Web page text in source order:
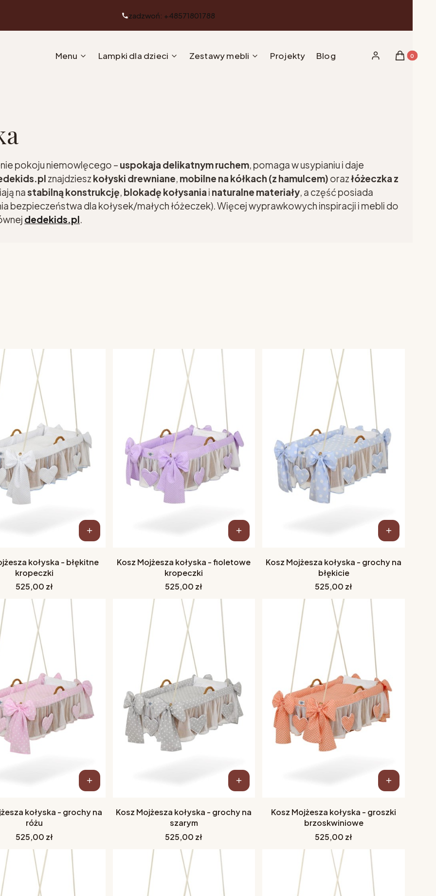
zadzwoń: +48571801788
Menu Lampki dla dzieci Zestawy mebli Projekty Blog Zaloguj sięProdukty
Koszyk
pokoju niemowlęcego – uspokaja delikatnym ruchem, pomaga w usypianiu i daje
znajdziesz kołyski drewniane, mobilne na kółkach (z hamulcem) orazłóżeczka z
nastabilną konstrukcję, blokadę kołysania i naturalne materiały, a część posiada
bezpieczeństwa dla kołysek/małych łóżeczek). Więcej wyprawkowych inspiracji i mebli do
dedekids.pl.
kołyska - błękitne
kropeczki
Cena
525,00 zł
Kosz Mojżesza kołyska - fioletowe
kropeczki
Cena
525,00 zł
Kosz Mojżesza kołyska - grochy na
błękicie
Cena
525,00 zł
kołyska - grochy na
różu
Cena
525,00 zł
Kosz Mojżesza kołyska - grochy na
szarym
Cena
525,00 zł
Kosz Mojżesza kołyska - groszki
brzoskwiniowe
Cena
525,00 zł